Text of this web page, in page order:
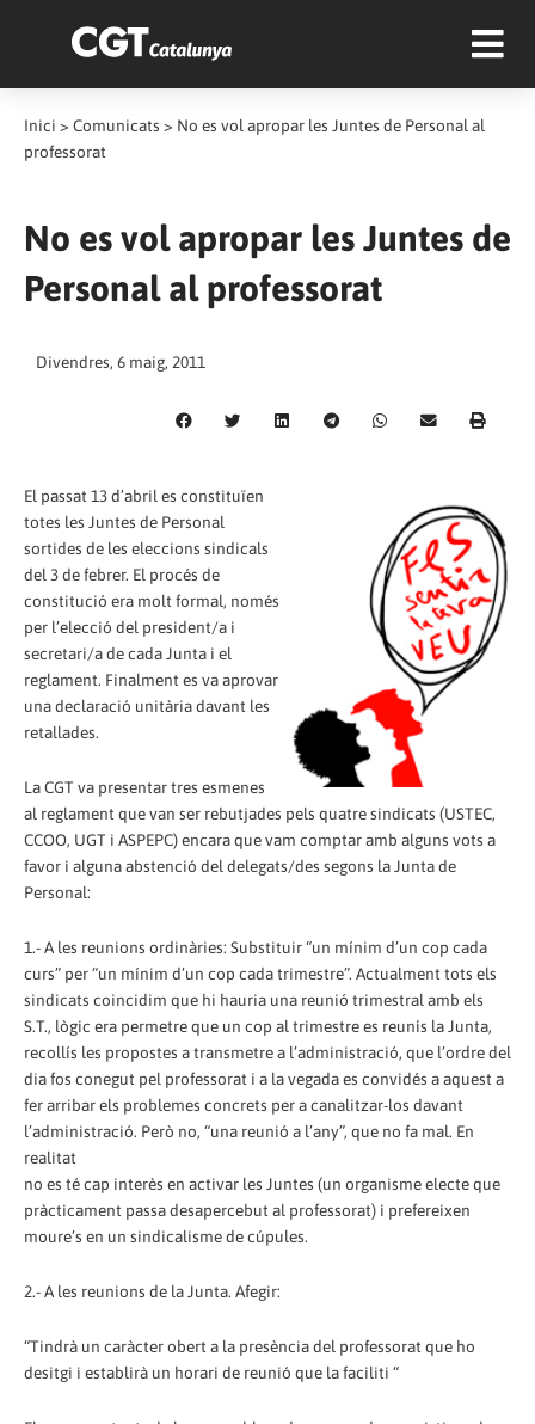
Inici > Comunicats > No es vol apropar les Juntes de Personal al
professorat
No es vol apropar les Juntes de
Personal al professorat
Divendres, 6 maig, 2011
El passat 13 d’abril es constituïen
totes les Juntes de Personal
sortides de les eleccions sindicals
del 3 de febrer. El procés de
constitució era molt formal, només
per l’elecció del president/a i
secretari/a de cada Junta i el
reglament. Finalment es va aprovar
una declaració unitària davant les
retallades.
La CGT va presentar tres esmenes
al reglament que van ser rebutjades pels quatre sindicats (USTEC,
CCOO, UGT i ASPEPC) encara que vam comptar amb alguns vots a
favor i alguna abstenció del delegats/des segons la Junta de
Personal:
1.- A les reunions ordinàries: Substituir “un mínim d’un cop cada
curs” per “un mínim d’un cop cada trimestre”. Actualment tots els
sindicats coincidim que hi hauria una reunió trimestral amb els
S.T., lògic era permetre que un cop al trimestre es reunís la Junta,
recollís les propostes a transmetre a l’administració, que l’ordre del
dia fos conegut pel professorat i a la vegada es convidés a aquest a
fer arribar els problemes concrets per a canalitzar-los davant
l’administració. Però no, “una reunió a l’any”, que no fa mal. En
realitat
no es té cap interès en activar les Juntes (un organisme electe que
pràcticament passa desapercebut al professorat) i prefereixen
moure’s en un sindicalisme de cúpules.
2.- A les reunions de la Junta. Afegir:
“Tindrà un caràcter obert a la presència del professorat que ho
desitgi i establirà un horari de reunió que la faciliti “